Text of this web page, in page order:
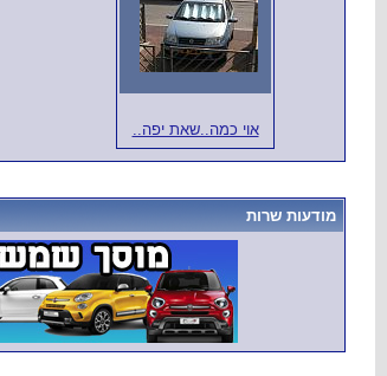
אוי כמה..שאת יפה..
מודעות שרות